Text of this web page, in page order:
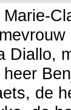
Diallo,
de